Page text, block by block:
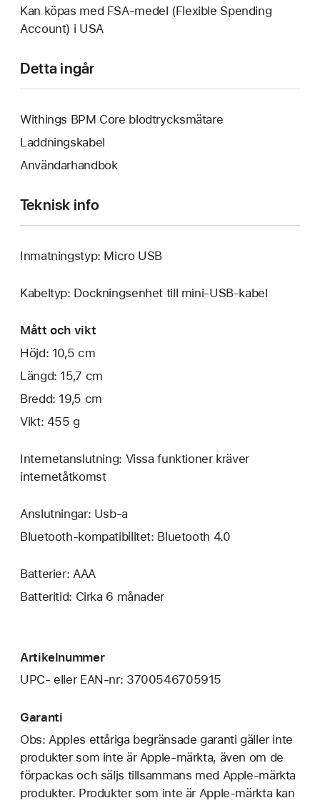
Kan köpas med FSA-medel (Flexible Spending
Account) i USA
Detta ingår
Withings BPM Core blodtrycksmätare
Laddningskabel
Användarhandbok
Teknisk info
Inmatningstyp: Micro USB
Kabeltyp: Dockningsenhet till mini-USB-kabel
Mått och vikt
Höjd: 10,5 cm
Längd: 15,7 cm
Bredd: 19,5 cm
Vikt: 455 g
Internetanslutning: Vissa funktioner kräver
internetåtkomst
Anslutningar: Usb-a
Bluetooth-kompatibilitet: Bluetooth 4.0
Batterier: AAA
Batteritid: Cirka 6 månader
Artikelnummer
UPC- eller EAN-nr: 3700546705915
Garanti
Obs: Apples ettåriga begränsade garanti gäller inte
produkter som inte är Apple-märkta, även om de
förpackas och säljs tillsammans med Apple-märkta
produkter. Produkter som inte är Apple-märkta kan